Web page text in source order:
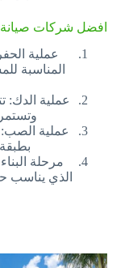
افضل شركات صيانة
عملية
المناسبة
عملية الدك:
عملية
بطبقة
مرحلة
الذي يناسب